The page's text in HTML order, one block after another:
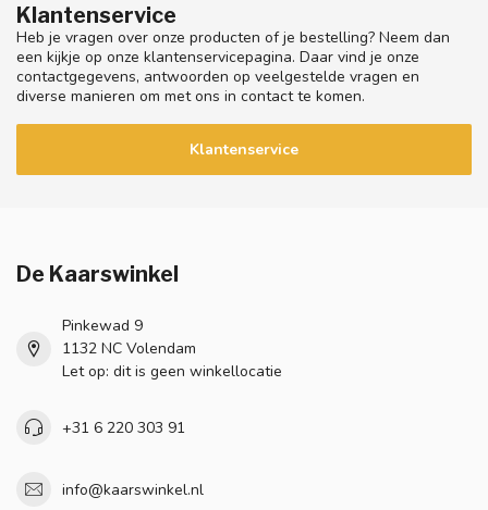
Klantenservice
Heb je vragen over onze producten of je bestelling? Neem dan
een kijkje op onze klantenservicepagina. Daar vind je onze
contactgegevens, antwoorden op veelgestelde vragen en
diverse manieren om met ons in contact te komen.
Klantenservice
De Kaarswinkel
Pinkewad 9
1132 NC Volendam
Let op: dit is geen winkellocatie
+31 6 220 303 91
info@kaarswinkel.nl